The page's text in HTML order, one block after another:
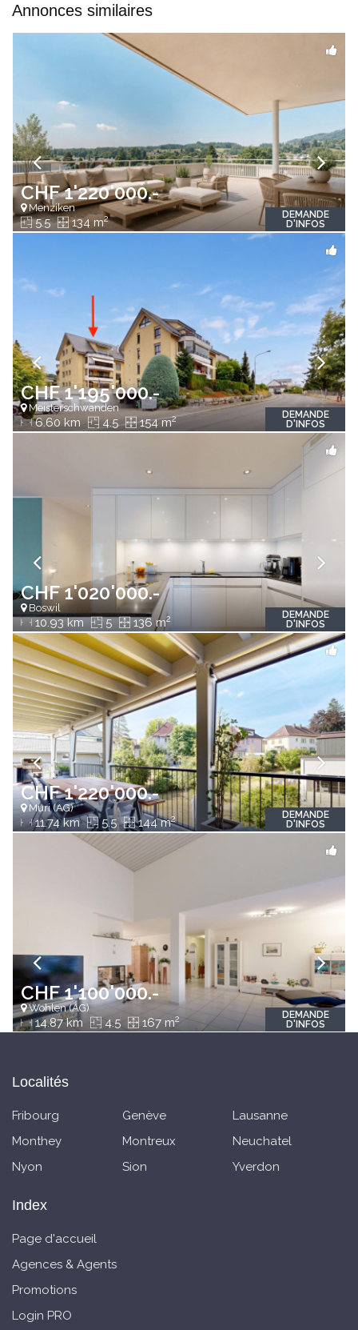
Annonces similaires
CHF 1'220'000.-
Menziken
5.5 134 m2
DEMANDE
D'INFOS
CHF 1'195'000.-
Meisterschwanden
6.60 km 4.5 154 m2
DEMANDE
D'INFOS
CHF 1'020'000.-
Boswil
10.93 km 5 136 m2
DEMANDE
D'INFOS
CHF 1'220'000.-
Muri (AG)
11.74 km 5.5 144 m2
DEMANDE
D'INFOS
CHF 1'100'000.-
Wohlen (AG)
14.87 km 4.5 167 m2
DEMANDE
D'INFOS
Localités
Fribourg Genève
Lausanne
Monthey
Montreux
Neuchatel
Nyon
Sion Yverdon
Index
Page d'accueil
Agences & Agents
Promotions
Login PRO